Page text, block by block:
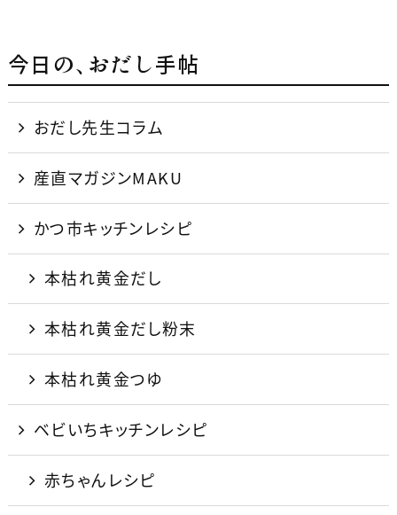
今日の、おだし手帖
おだし先生コラム
産直マガジンMAKU
かつ市キッチンレシピ
本枯れ黄金だし
本枯れ黄金だし粉末
本枯れ黄金つゆ
ベビいちキッチンレシピ
赤ちゃんレシピ